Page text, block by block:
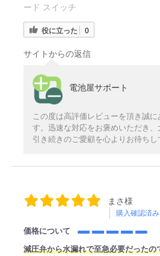
ード スイッチ
役に立った 0
サイトからの返信
電池屋サポート
この度は高評価レビューを頂き誠
す。迅速な対応をお褒めいただき、
引き続きのご愛顧を心よりお待ちし
まさ様
購入確認済み
価格について
減圧弁から水漏れで至急必要だったの